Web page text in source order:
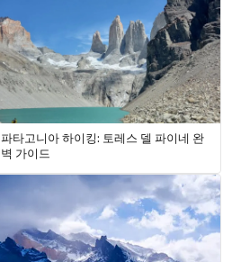
파타고니아 하이킹: 토레스 델 파이네 완
벽 가이드